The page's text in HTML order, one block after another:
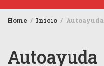
Home Inicio Autoayuda
Autoayuda